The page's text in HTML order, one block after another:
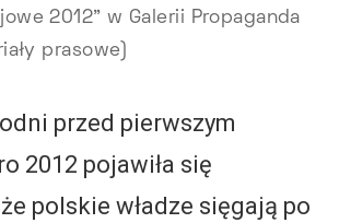
2012” w Galerii Propaganda
prasowe)
przed pierwszym
2012 pojawiła się
polskie władze sięgają po